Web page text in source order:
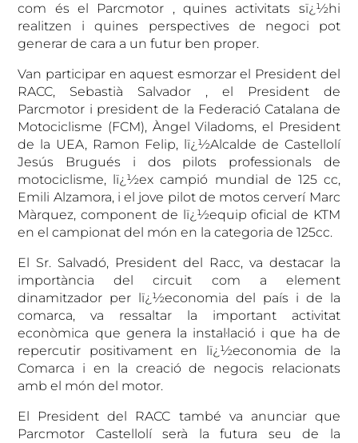
com és el Parcmotor , quines activitats sï¿½hi
realitzen i quines perspectives de negoci pot
generar de cara a un futur ben proper.
Van participar en aquest esmorzar el President del
RACC, Sebastià Salvador
, el President de
Parcmotor i president de la Federació Catalana de
Motociclisme (FCM), Àngel Viladoms, el President
de la UEA, Ramon Felip, lï¿½Alcalde de Castellolí
Jesús Brugués i dos pilots professionals de
motociclisme, lï¿½ex campió mundial de 125 cc,
Emili Alzamora, i el jove pilot de motos cerverí Marc
Màrquez,component de lï¿½equip oficial de KTM
en el campionat del món en la categoria de 125cc.
El Sr. Salvadó, President del Racc, va destacar la
importància del circuit com a element
dinamitzador per lï¿½economia del país i de la
comarca, va ressaltar la important activitat
econòmica que genera la instal·lació i que ha de
repercutir positivament en lï¿½economia de la
Comarca i en la creació de negocis relacionats
amb el món del motor.
El President del RACC també va anunciar que
Parcmotor Castellolí serà la futura seu de la